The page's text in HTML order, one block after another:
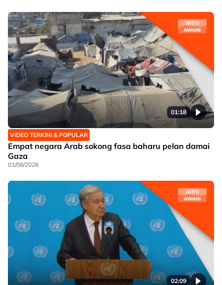
01:18
VIDEO TERKINI & POPULAR
Empat negara Arab sokong fasa baharu pelan damai
Gaza
01/08/2026
02:09